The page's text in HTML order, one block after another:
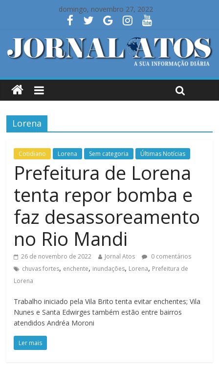
domingo, novembro 27, 2022
Lorena
Cotidiano Lorena Sem categoria Últimas Notícias
Prefeitura de Lorena
tenta repor bomba e
faz desassoreamento
no Rio Mandi
26 de novembro de 2022 Jornal Atos
0 comentários
chuvas fortes, enchente, inundações, Lorena, Prefeitura de
Lorena
Trabalho iniciado pela Vila Brito tenta evitar enchentes; Vila
Nunes e Santa Edwirges também estão entre bairros
atendidos Andréa Moroni
Ler mais